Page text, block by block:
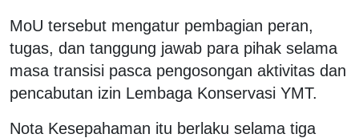
MoU tersebut mengatur pembagian peran,
tugas, dan tanggung jawab para pihak selama
masa transisi pasca pengosongan aktivitas dan
pencabutan izin Lembaga Konservasi YMT.
Nota Kesepahaman itu berlaku selama tiga